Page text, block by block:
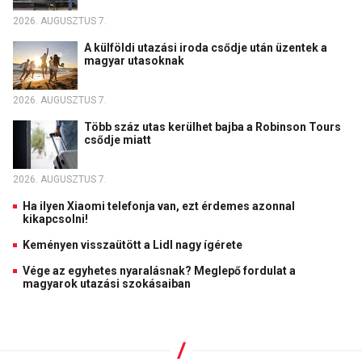
2026. AUGUSZTUS 7.
A külföldi utazási iroda csődje után üzentek a
magyar utasoknak
2026. AUGUSZTUS 7.
Több száz utas kerülhet bajba a Robinson Tours
csődje miatt
2026. AUGUSZTUS 7.
Ha ilyen Xiaomi telefonja van, ezt érdemes azonnal
kikapcsolni!
Keményen visszaütött a Lidl nagy ígérete
Vége az egyhetes nyaralásnak? Meglepő fordulat a
magyarok utazási szokásaiban